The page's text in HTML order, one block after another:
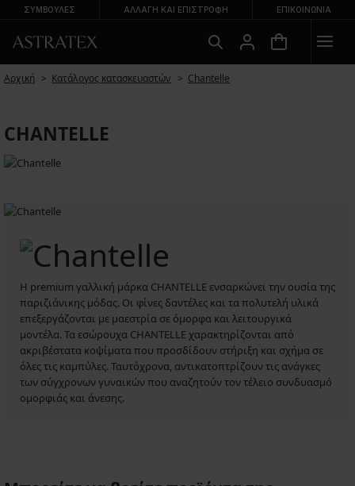
ΣΥΜΒΟΥΛΕΣ ΑΛΛΑΓΉ ΚΑΙ ΕΠΙΣΤΡΟΦΉ ΕΠΙΚΟΙΝΩΝΊΑ
Αρχική Κατάλογος κατασκευαστών Chantelle
CHANTELLE
Η premium γαλλική μάρκα CHANTELLE ενσαρκώνει την ουσία της
παριζιάνικης μόδας. Οι φίνες δαντέλες και τα πολυτελή υλικά
επεξεργάζονται με μαεστρία σε όμορφα και λειτουργικά
μοντέλα. Τα εσώρουχα CHANTELLE χαρακτηρίζονται από
ακριβέστατα κοψίματα που προσδίδουν στήριξη και σχήμα σε
όλες τις καμπύλες. Ταυτόχρονα, αντικατοπτρίζουν τις ανάγκες
των σύγχρονων γυναικών που αναζητούν τον τέλειο συνδυασμό
ομορφιάς και άνεσης.